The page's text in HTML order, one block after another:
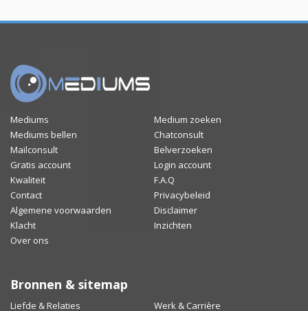
Mediums
Medium zoeken
Mediums bellen
Chatconsult
Mailconsult
Belverzoeken
Gratis account
Login account
Kwaliteit
F.A.Q
Contact
Privacybeleid
Algemene voorwaarden
Disclaimer
Klacht
Inzichten
Over ons
Bronnen & sitemap
Liefde & Relaties Werk & Carrière